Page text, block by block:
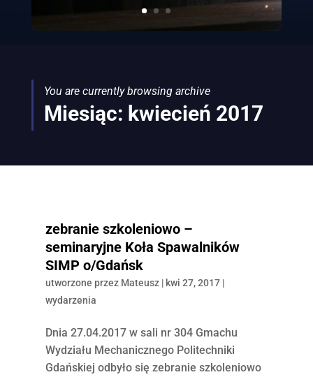
You are currently browsing archive
Miesiąc: kwiecień 2017
zebranie szkoleniowo –
seminaryjne Koła Spawalników
SIMP o/Gdańsk
utworzone przez Mateusz| kwi 27, 2017|
wydarzenia
Dnia 27.04.2017 w sali nr 304 Gmachu
Wydziału Mechanicznego Politechniki
Gdańskiej odbyło się zebranie szkoleniowo